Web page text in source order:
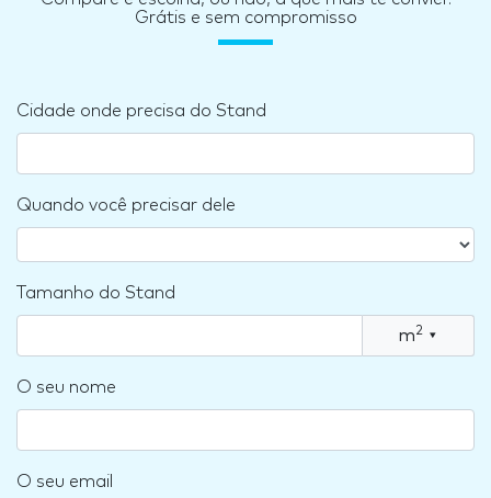
Grátis e sem compromisso
Cidade onde precisa do Stand
Quando você precisar dele
Tamanho do Stand
m2 ▾
O seu nome
O seu email